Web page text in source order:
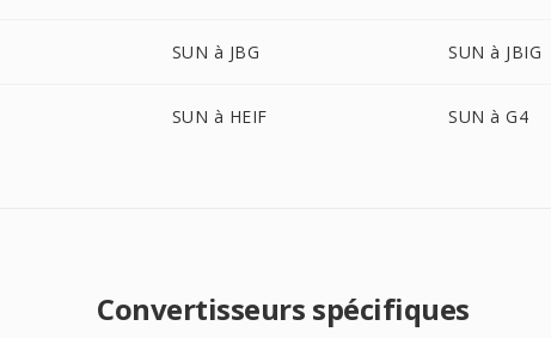
SUN à JBG SUN à JBIG
SUN à HEIF SUN à G4
Convertisseurs spécifiques